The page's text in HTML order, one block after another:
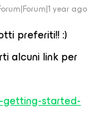
year ago
preferiti!! :)
alcuni link per
getting-started-